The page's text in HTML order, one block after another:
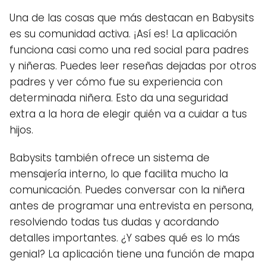
Una de las cosas que más destacan en Babysits
es su comunidad activa. ¡Así es! La aplicación
funciona casi como una red social para padres
y niñeras. Puedes leer reseñas dejadas por otros
padres y ver cómo fue su experiencia con
determinada niñera. Esto da una seguridad
extra a la hora de elegir quién va a cuidar a tus
hijos.
Babysits también ofrece un sistema de
mensajería interno, lo que facilita mucho la
comunicación. Puedes conversar con la niñera
antes de programar una entrevista en persona,
resolviendo todas tus dudas y acordando
detalles importantes. ¿Y sabes qué es lo más
genial? La aplicación tiene una función de mapa